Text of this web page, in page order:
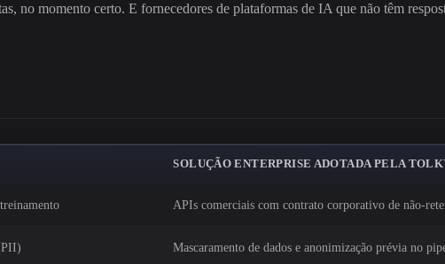
no momento certo. E fornecedores de plataformas de IA que não têm
SOLUÇÃO ENTERPRISE ADOTADA PELA
APIs comerciais com contrato corporativo de não-
Mascaramento de dados e anonimização prévia no